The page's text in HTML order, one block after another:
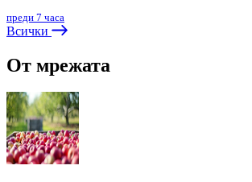
преди 7 часа
Всички
От мрежата